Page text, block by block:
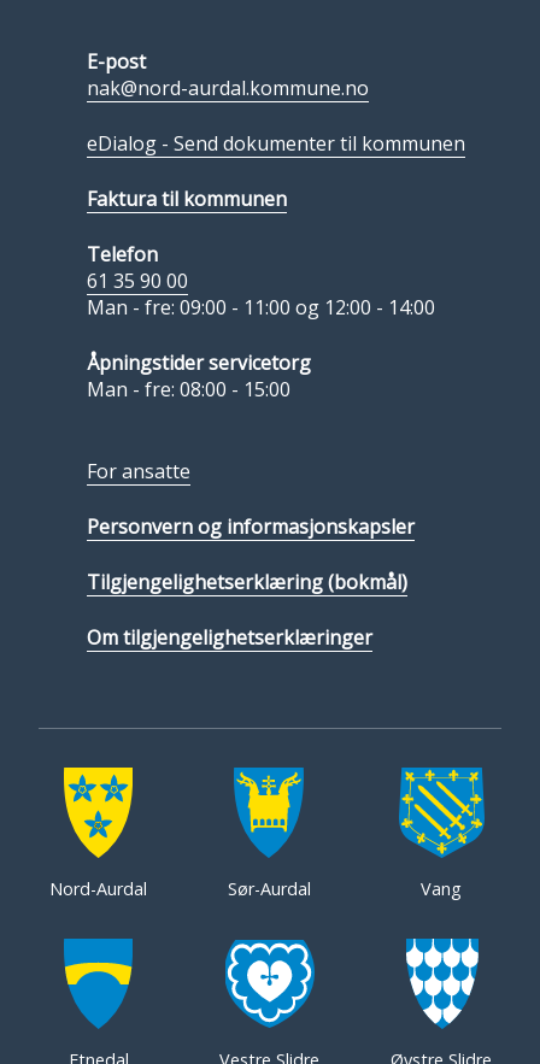
E-post
nak@nord-aurdal.kommune.no
eDialog - Send dokumenter til kommunen
Faktura til kommunen
Telefon
61 35 90 00
Man - fre: 09:00 - 11:00 og 12:00 - 14:00
Åpningstider servicetorg
Man - fre: 08:00 - 15:00
For ansatte
Personvern og informasjonskapsler
Tilgjengelighetserklæring (bokmål)
Om tilgjengelighetserklæringer
Nord-Aurdal Sør-Aurdal Vang